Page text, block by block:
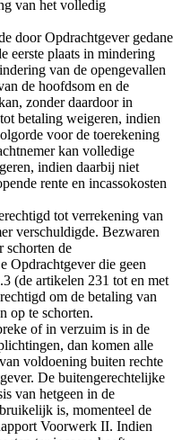
van het volledig
door Opdrachtgever gedane
eerste plaats in mindering
van de opengevallen
de hoofdsom en de
zonder daardoor in
betaling weigeren, indien
voor de toerekening
kan volledige
indien daarbij niet
rente en incassokosten
tot verrekening van
verschuldigde. Bezwaren
schorten de
Opdrachtgever die geen
(de artikelen 231 tot en met
om de betaling van
op te schorten.
of in verzuim is in de
dan komen alle
voldoening buiten rechte
De buitengerechtelijke
van hetgeen in de
is, momenteel de
Voorwerk II. Indien